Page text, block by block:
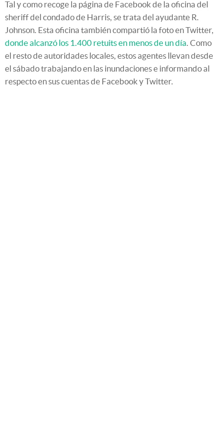
Tal y como recoge la página de Facebook de la oficina del
sheriff del condado de Harris, se trata del ayudante R.
Johnson. Esta oficina también compartió la foto en Twitter,
donde alcanzó los 1.400 retuits en menos de un día. Como
el resto de autoridades locales, estos agentes llevan desde
el sábado trabajando en las inundaciones e informando al
respecto en sus cuentas de Facebook y Twitter.